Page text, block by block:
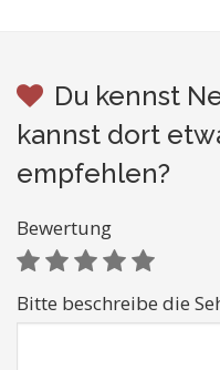
Du kennst
kannst dort
empfehlen?
Bewertung
Bitte beschreibe die